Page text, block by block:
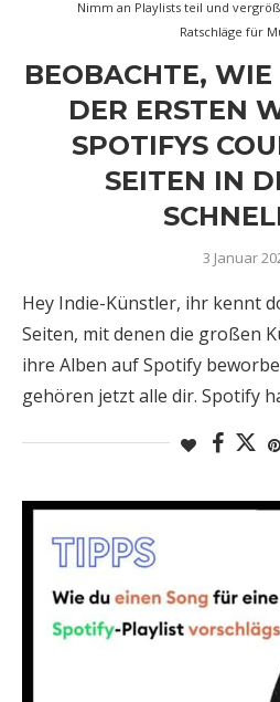
Nimm an Playlists teil und
Ratschläge für
BEOBACHTE,
DER ERSTEN
SPOTIFYS
SEITEN IN
3 Januar
Hey Indie-Künstler, ihr kennt
Seiten, mit denen die großen
ihre Alben auf Spotify
gehören jetzt alle dir. Spotify